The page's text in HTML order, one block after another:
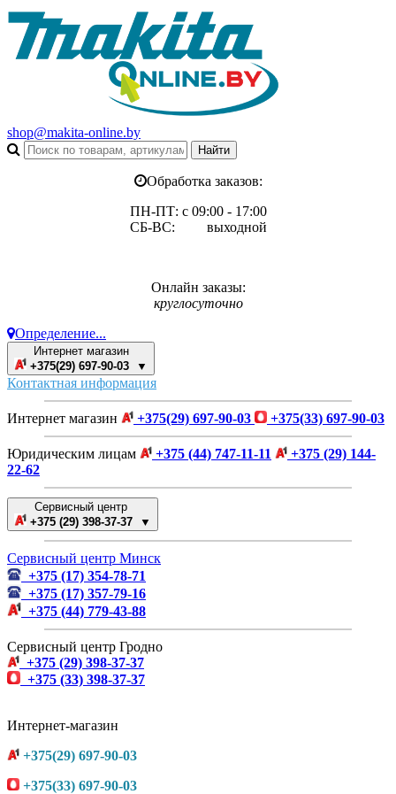
shop@makita-online.by
Обработка заказов:
ПН-ПТ: с 09:00 - 17:00
СБ-ВС: выходной
Онлайн заказы:
круглосуточно
Определение...
Интернет магазин
+375(29) 697-90-03 ▼
Контактная информация
Интернет магазин +375(29) 697-90-03 +375(33) 697-90-03
Юридическим лицам +375 (44) 747-11-11
+375 (29) 144-
22-62
Сервисный центр
+375 (29) 398-37-37 ▼
Сервисный центр Минск
+375 (17) 354-78-71
+375 (17) 357-79-16
+375 (44) 779-43-88
Сервисный центр Гродно
+375 (29) 398-37-37
+375 (33) 398-37-37
Интернет-магазин
+375(29) 697-90-03
+375(33) 697-90-03